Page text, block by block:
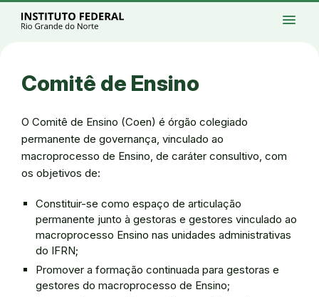
Ir para a página inicial
Ir para a busca
Alto contraste
Acessibilidade
menu
Comitê de Ensino
O Comitê de Ensino (Coen) é órgão colegiado
permanente de governança, vinculado ao
macroprocesso de Ensino, de caráter consultivo, com
os objetivos de:
Constituir-se como espaço de articulação
permanente junto à gestoras e gestores vinculado ao
macroprocesso Ensino nas unidades administrativas
do IFRN;
Promover a formação continuada para gestoras e
gestores do macroprocesso de Ensino;